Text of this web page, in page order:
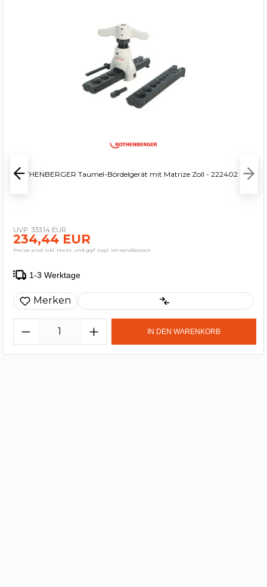
ROTHENBERGER Taumel-Bördelgerät mit Matrize Zoll - 222402
333,14 EUR
234,44 EUR
Preise sind inkl. MwSt. und ggf. zzgl. Versandkosten
1-3 Werktage
Merken
IN DEN WARENKORB